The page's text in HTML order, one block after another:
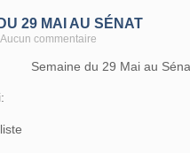
29 MAI AU SÉNAT
Aucun commentaire
Semaine du 29 Mai au